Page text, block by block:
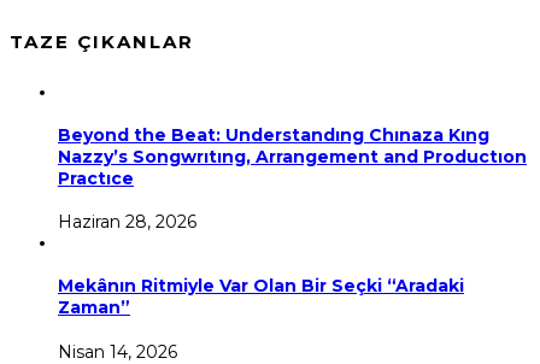
TAZE ÇIKANLAR
Beyond the Beat: Understandıng Chınaza Kıng
Nazzy’s Songwrıtıng, Arrangement and Productıon
Practıce
Haziran 28, 2026
Mekânın Ritmiyle Var Olan Bir Seçki “Aradaki
Zaman”
Nisan 14, 2026